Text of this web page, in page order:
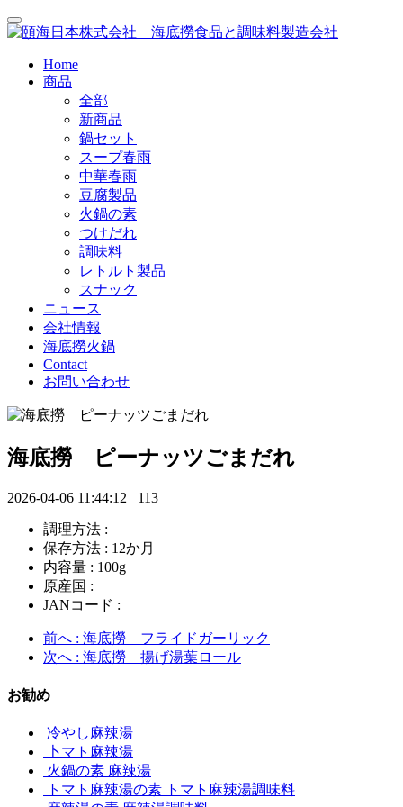
Home
商品
全部
新商品
鍋セット
スープ春雨
中華春雨
豆腐製品
火鍋の素
つけだれ
調味料
レトルト製品
スナック
ニュース
会社情報
海底撈火鍋
Contact
お問い合わせ
海底撈 ピーナッツごまだれ
2026-04-06 11:44:12 113
調理方法 :
保存方法 : 12か月
内容量 : 100g
原産国 :
JANコード :
前へ : 海底撈 フライドガーリック
次へ : 海底撈 揚げ湯葉ロール
お勧め
冷やし麻辣湯
卜マト麻辣湯
火鍋の素 麻辣湯
トマト麻辣湯の素 トマト麻辣湯調味料